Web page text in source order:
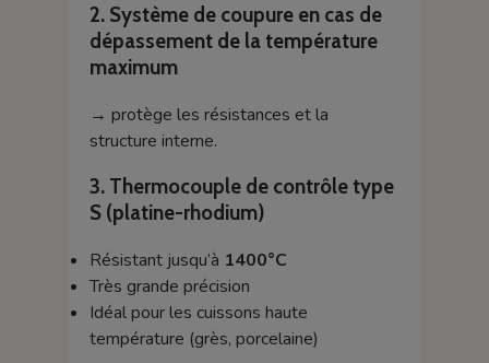
2. Système de coupure en cas de
dépassement de la température
maximum
→ protège les résistances et la
structure interne.
3. Thermocouple de contrôle type
S (platine-rhodium)
Résistant jusqu’à 1400°C
Très grande précision
Idéal pour les cuissons haute
température (grès, porcelaine)